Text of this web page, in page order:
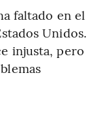
faltado en el
Unidos.
injusta, pero